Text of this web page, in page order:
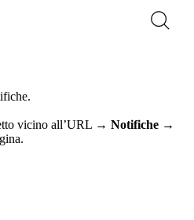
vicino all’URL → Notifiche →